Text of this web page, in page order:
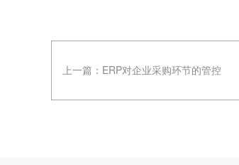
上一篇： ERP对企业采购环节的管控